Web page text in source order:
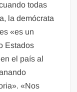
todas
la demócrata
«es un
Estados
el país al
«Nos